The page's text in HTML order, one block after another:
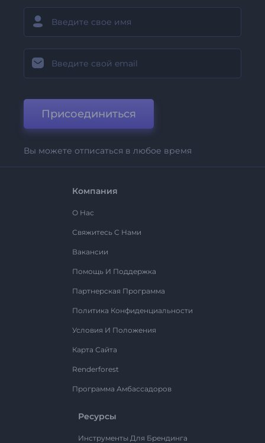
Присоединиться
Вы можете отписаться в любое время
Компания
О Нас
Свяжитесь С Нами
Вакансии
Помощь И Поддержка
Партнерская Программа
Политика Конфиденциальности
Условия И Положения
Карта Сайта
Renderforest
Программа Амбассадоров
Ресурсы
Инструменты Для Брендинга